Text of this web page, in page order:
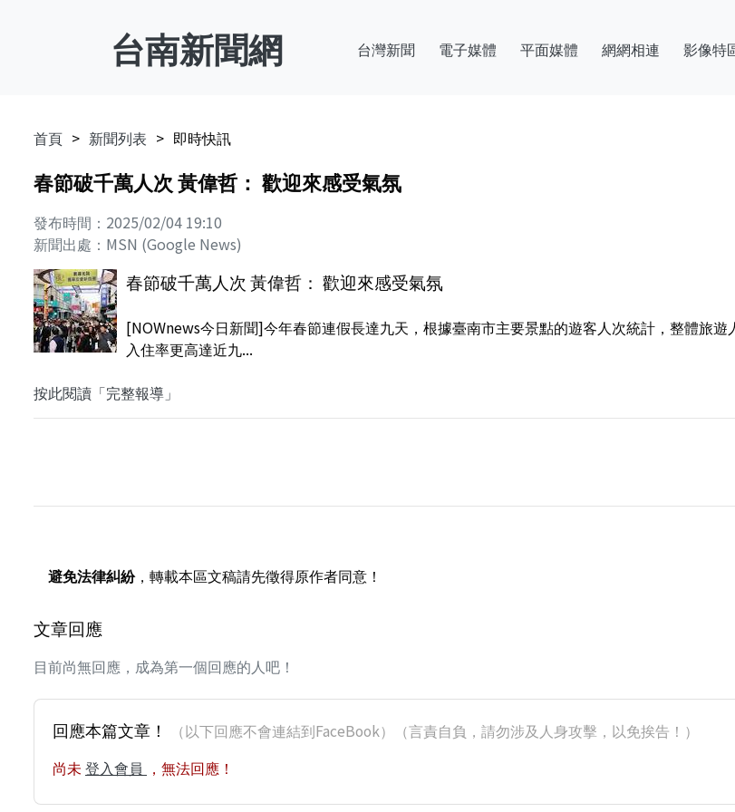
台南新聞網 台灣新聞 電子媒體 平面媒體 網網相連 影像特
首頁 新聞列表 即時快訊
春節破千萬人次 黃偉哲： 歡迎來感受氣氛
發布時間：2025/02/04 19:10
新聞出處：MSN (Google News)
春節破千萬人次 黃偉哲： 歡迎來感受氣氛
[NOWnews今日新聞]今年春節連假長達九天，根據臺南市主要景點的遊客人次統計，整體旅
入住率更高達近九...
按此閱讀「完整報導」
避免法律糾紛，轉載本區文稿請先徵得原作者同意！
文章回應
目前尚無回應，成為第一個回應的人吧！
回應本篇文章！ （以下回應不會連結到FaceBook）（言責自負，請勿涉及人身攻擊，以免挨告！）
尚未 登入會員 ，無法回應！